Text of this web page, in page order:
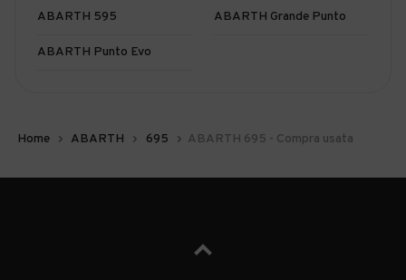
ABARTH 595 ABARTH Grande Punto
ABARTH Punto Evo
Home ABARTH 695 ABARTH 695 - Compra usata